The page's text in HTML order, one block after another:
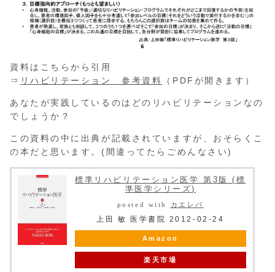
資料はこちらから引用
⇒ リハビリテーション 参考資料 （PDFが開きます）
あなたが実践しているのはどのリハビリテーションなの
でしょうか？
この資料の中に出典が記載されていますが、おそらくこ
の本だと思います。(間違ってたらごめんなさい)
標準リハビリテーション医学 第3版 (標
準医学シリーズ)
posted with カエレバ
上田 敏 医学書院 2012-02-24
Amazon
楽天市場